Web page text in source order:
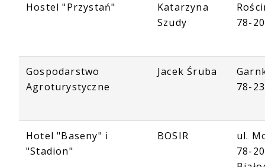
Hostel "Przystań"
Katarzyna
Szudy
78-
Gospodarstwo
Agroturystyczne
Jacek Śruba
78-
Hotel "Baseny" i
"Stadion"
BOSIR
ul.
78-